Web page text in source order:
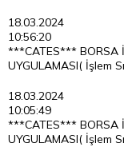
18.03.2024
10:56:20
***CATES*** BORSA
UYGULAMASI( İşlem
18.03.2024
10:05:49
***CATES*** BORSA
UYGULAMASI( İşlem